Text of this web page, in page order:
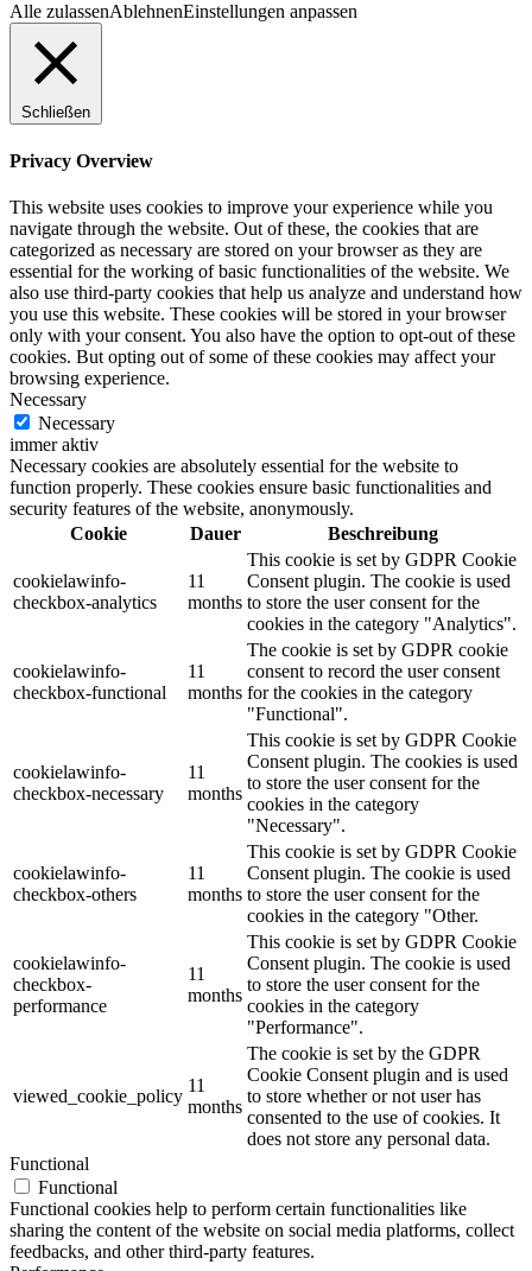
Alle zulassenAblehnenEinstellungen anpassen
Schließen
Privacy Overview
This website uses cookies to improve your experience while you
navigate through the website. Out of these, the cookies that are
categorized as necessary are stored on your browser as they are
essential for the working of basic functionalities of the website. We
also use third-party cookies that help us analyze and understand how
you use this website. These cookies will be stored in your browser
only with your consent. You also have the option to opt-out of these
cookies. But opting out of some of these cookies may affect your
browsing experience.
Necessary
Necessary
immer aktiv
Necessary cookies are absolutely essential for the website to
function properly. These cookies ensure basic functionalities and
security features of the website, anonymously.
Cookie
Dauer Beschreibung
cookielawinfo-
checkbox-analytics
11
months
This cookie is set by GDPR Cookie
Consent plugin. The cookie is used
to store the user consent for the
cookies in the category "Analytics".
cookielawinfo-
checkbox-functional
11
months
The cookie is set by GDPR cookie
consent to record the user consent
for the cookies in the category
"Functional".
cookielawinfo-
checkbox-necessary
11
months
This cookie is set by GDPR Cookie
Consent plugin. The cookies is used
to store the user consent for the
cookies in the category
"Necessary".
cookielawinfo-
checkbox-others
11
months
This cookie is set by GDPR Cookie
Consent plugin. The cookie is used
to store the user consent for the
cookies in the category "Other.
cookielawinfo-
checkbox-
performance
11
months
This cookie is set by GDPR Cookie
Consent plugin. The cookie is used
to store the user consent for the
cookies in the category
"Performance".
viewed_cookie_policy
11
months
The cookie is set by the GDPR
Cookie Consent plugin and is used
to store whether or not user has
consented to the use of cookies. It
does not store any personal data.
Functional
Functional
Functional cookies help to perform certain functionalities like
sharing the content of the website on social media platforms, collect
feedbacks, and other third-party features.